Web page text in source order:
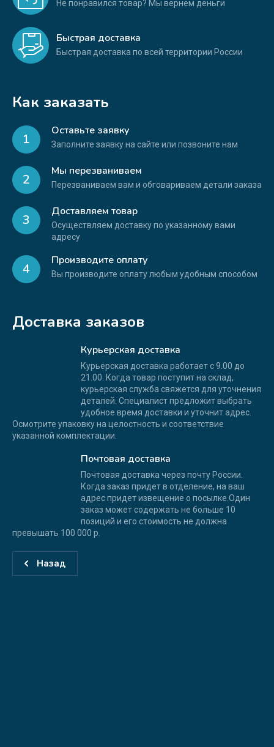
Не понравился товар? Мы вернем деньги
Быстрая доставка
Быстрая доставка по всей территории России
Как заказать
1
Оставьте заявку
Заполните заявку на сайте или позвоните нам
2
Мы перезваниваем
Перезваниваем вам и обговариваем детали заказа
3
Доставляем товар
Осуществляем доставку по указанному вами
адресу
4
Производите оплату
Вы производите оплату любым удобным способом
Доставка заказов
Курьерская доставка
Курьерская доставка работает с 9.00 до
21.00. Когда товар поступит на склад,
курьерская служба свяжется для уточнения
деталей. Специалист предложит выбрать
удобное время доставки и уточнит адрес.
Осмотрите упаковку на целостность и соответствие
указанной комплектации.
Почтовая доставка
Почтовая доставка через почту России.
Когда заказ придет в отделение, на ваш
адрес придет извещение о посылке.Один
заказ может содержать не больше 10
позиций и его стоимость не должна
превышать 100 000 р.
Назад